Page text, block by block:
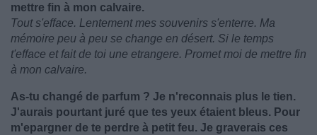
mettre fin à mon calvaire.
Tout s'efface. Lentement mes souvenirs s'enterre. Ma
mémoire peu à peu se change en désert. Si le temps
t'efface et fait de toi une etrangere. Promet moi de mettre fin
à mon calvaire.
As-tu changé de parfum ? Je n'reconnais plus le tien.
J'aurais pourtant juré que tes yeux étaient bleus. Pour
m'epargner de te perdre à petit feu. Je graverais ces